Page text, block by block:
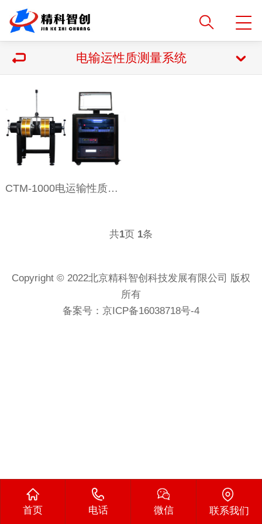
电输运性质测量系统
CTM-1000电运输性质测试系统
共1页 1条
Copyright © 2022北京精科智创科技发展有限公司 版权
所有
备案号： 京ICP备16038718号-4
首页 电话 微信 联系我们